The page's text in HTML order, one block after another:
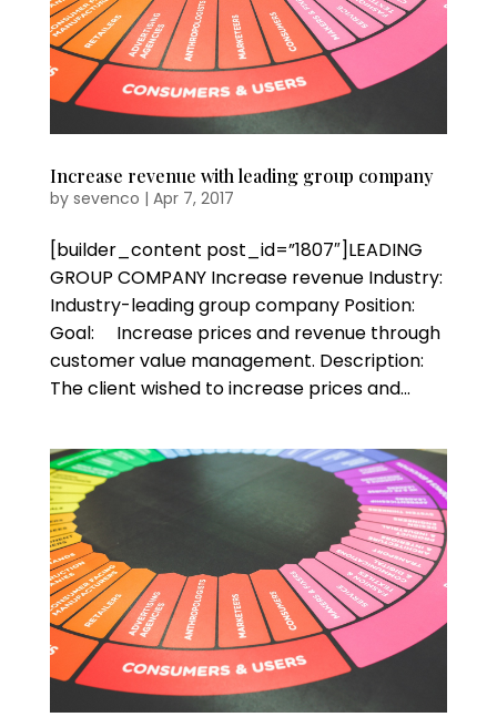
Increase revenue with leading group company
by sevenco | Apr 7, 2017
[builder_content post_id=”1807″]LEADING
GROUP COMPANY Increase revenue Industry:
Industry-leading group company Position:
Goal: Increase prices and revenue through
customer value management. Description:
The client wished to increase prices and...